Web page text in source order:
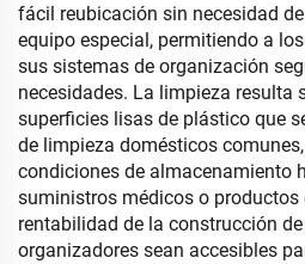
fácil reubicación sin necesidad
equipo especial, permitiendo a
sus sistemas de organización
necesidades. La limpieza resulta
superficies lisas de plástico que
de limpieza domésticos
condiciones de almacenamiento
suministros médicos o productos
rentabilidad de la construcción
organizadores sean accesibles